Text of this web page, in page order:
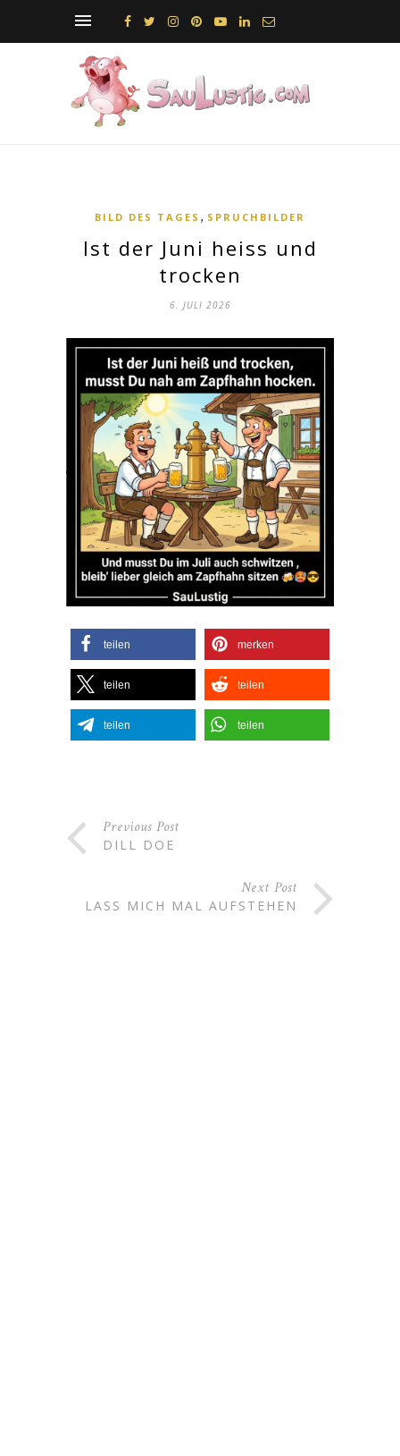
BILD DES TAGES , SPRUCHBILDER
Ist der Juni heiss und
trocken
6. JULI 2026
teilen merken
teilen teilen
teilen teilen
Previous Post
DILL DOE
Next Post
LASS MICH MAL AUFSTEHEN